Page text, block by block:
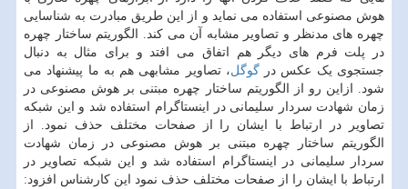
هوش مصنوعی استفاده می نماید و از این طریق مبادرت به شناسایی
چهره های مدنظر و تصاویر مشابه آن می کند. الگوریتم ساختار چهره
در پلت فرم های دیگر هم اتفاق می افتد و برای مثال به دنبال
جستجوی یک عکس درگوگل، تصاویر مشابهی هم به ما پیشنهاد می
شود. ازاین رو از الگوریتم ساختار چهره مبتنی بر هوش مصنوعی در
زمان شهادت سردار سلیمانی در اینستاگرام استفاده شد و این شبکه
تصاویر در ارتباط با ایشان را از صفحات مختلف حذف نمود. از
الگوریتم ساختار چهره مبتنی بر هوش مصنوعی در زمان شهادت
سردار سلیمانی در اینستاگرام استفاده شد و این شبکه تصاویر در
ارتباط با ایشان را از صفحات مختلف حذف نمود این کارشناس افزود: